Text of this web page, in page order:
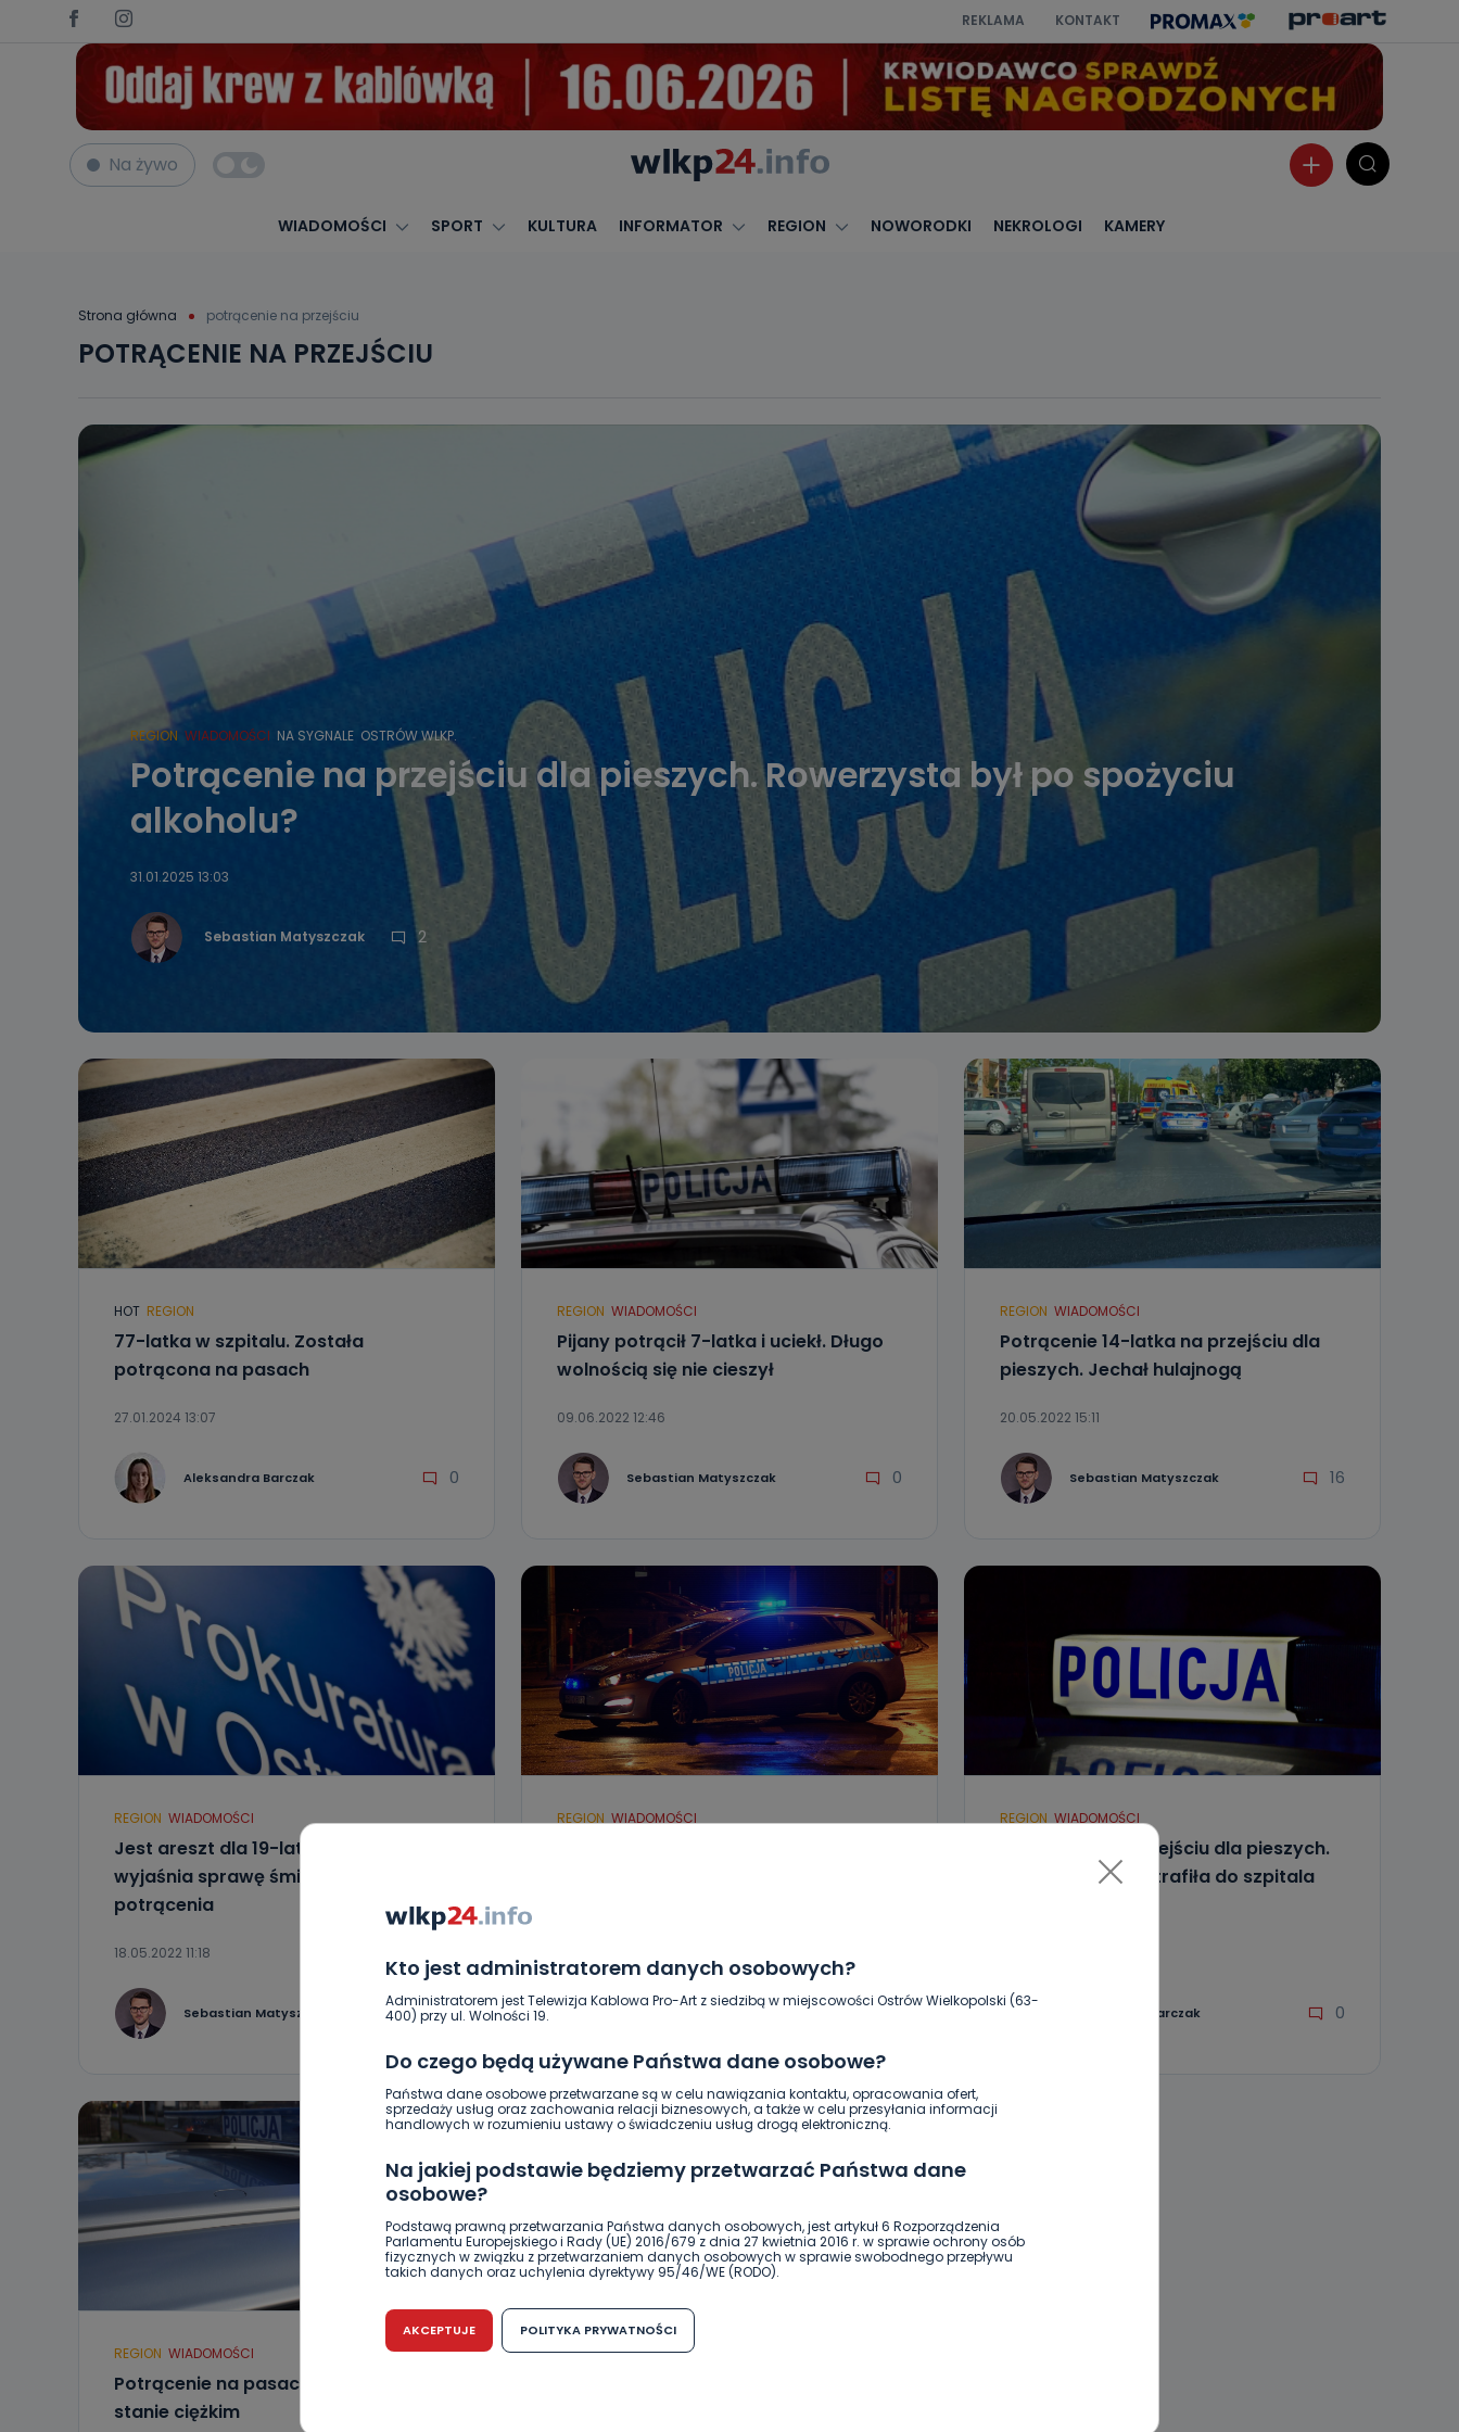
REKLAMA KONTAKT
Na żywo
WIADOMOŚCI SPORT KULTURA INFORMATOR REGION NOWORODKI NEKROLOGI KAMERY
Strona główna potrącenie na przejściu
Kto jest administratorem danych osobowych?
Administratorem jest Telewizja Kablowa Pro-Art z siedzibą w miejscowości Ostrów Wielkopolski (63-
400) przy ul. Wolności 19.
Do czego będą używane Państwa dane osobowe?
Państwa dane osobowe przetwarzane są w celu nawiązania kontaktu, opracowania ofert,
sprzedaży usług oraz zachowania relacji biznesowych, a także w celu przesyłania informacji
handlowych w rozumieniu ustawy o świadczeniu usług drogą elektroniczną.
Na jakiej podstawie będziemy przetwarzać Państwa dane
osobowe?
Podstawą prawną przetwarzania Państwa danych osobowych, jest artykuł 6 Rozporządzenia
Parlamentu Europejskiego i Rady (UE) 2016/679 z dnia 27 kwietnia 2016 r. w sprawie ochrony osób
fizycznych w związku z przetwarzaniem danych osobowych w sprawie swobodnego przepływu
takich danych oraz uchylenia dyrektywy 95/46/WE (RODO).
Czy jest możliwość cofnięcia zgody?
Podanie danych osobowych jest dobrowolne, nie jest wymogiem ustawowym lub umownym oraz
AKCEPTUJE POLITYKA PRYWATNOŚCI
POTRĄCENIE NA PRZEJŚCIU
REGION WIADOMOŚCI NA SYGNALE OSTRÓW WLKP.
Potrącenie na przejściu dla pieszych. Rowerzysta był po spożyciu
alkoholu?
31.01.2025 13:03
Sebastian Matyszczak 2
HOT REGION
77-latka w szpitalu. Została
potrącona na pasach
27.01.2024 13:07
Aleksandra Barczak 0
REGION WIADOMOŚCI
Pijany potrącił 7-latka i uciekł. Długo
wolnością się nie cieszył
09.06.2022 12:46
Sebastian Matyszczak 0
REGION WIADOMOŚCI
Potrącenie 14-latka na przejściu dla
pieszych. Jechał hulajnogą
20.05.2022 15:11
Sebastian Matyszczak 16
REGION WIADOMOŚCI
Jest areszt dla 19-latka. Prokuratura
wyjaśnia sprawę śmiertelnego
potrącenia
18.05.2022 11:18
Sebastian Matyszczak 1
REGION WIADOMOŚCI
1
REGION WIADOMOŚCI
Potrącenie na przejściu dla pieszych.
91-letnia kobieta trafiła do szpitala
Aleksandra Barczak 0
REGION WIADOMOŚCI
Potrącenie na pasach. Kobieta w
stanie ciężkim